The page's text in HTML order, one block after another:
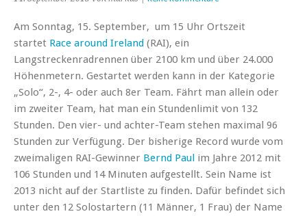
Am Sonntag, 15. September, um 15 Uhr Ortszeit
startet Race around Ireland (RAI), ein
Langstreckenradrennen über 2100 km und über 24.000
Höhenmetern. Gestartet werden kann in der Kategorie
„Solo“, 2-, 4- oder auch 8er Team. Fährt man allein oder
im zweiter Team, hat man ein Stundenlimit von 132
Stunden. Den vier- und achter-Team stehen maximal 96
Stunden zur Verfügung. Der bisherige Record wurde vom
zweimaligen RAI-Gewinner Bernd Paul im Jahre 2012 mit
106 Stunden und 14 Minuten aufgestellt. Sein Name ist
2013 nicht auf der Startliste zu finden. Dafür befindet sich
unter den 12 Solostartern (11 Männer, 1 Frau) der Name